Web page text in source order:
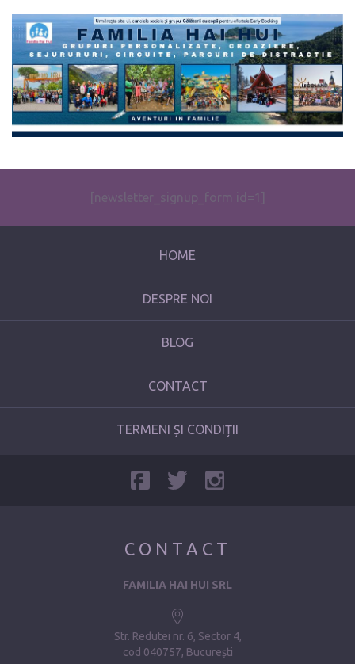
The form you have selected does not exist.
[newsletter_signup_form id=1]
HOME
DESPRE NOI
BLOG
CONTACT
TERMENI ȘI CONDIȚII
CONTACT
FAMILIA HAI HUI SRL
Str. Redutei nr. 6, Sector 4
cod 040757, București